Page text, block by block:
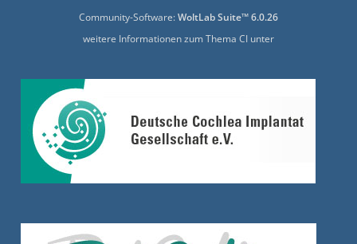
Community-Software:WoltLab Suite™ 6.0.26
weitere Informationen zum Thema CI unter